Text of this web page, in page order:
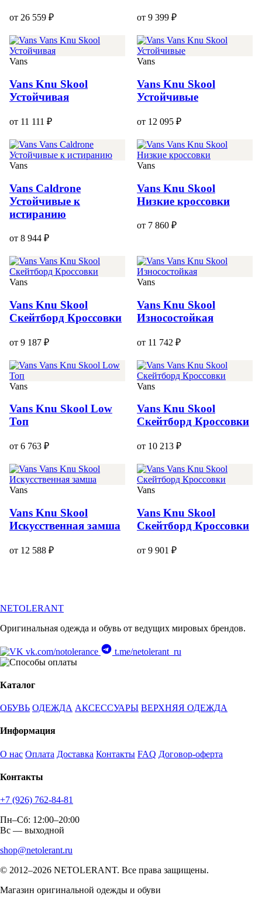
от 26 559 ₽ от 9 399 ₽
Vans
Vans Knu Skool
Устойчивая
от 11 111 ₽
Vans
Vans Knu Skool
Устойчивые
от 12 095 ₽
Vans
Vans Caldrone
Устойчивые к
истиранию
от 8 944 ₽
Vans
Vans Knu Skool
Низкие кроссовки
от 7 860 ₽
Vans
Vans Knu Skool
Скейтборд Кроссовки
от 9 187 ₽
Vans
Vans Knu Skool
Износостойкая
от 11 742 ₽
Vans
Vans Knu Skool Low
Топ
от 6 763 ₽
Vans
Vans Knu Skool
Скейтборд Кроссовки
от 10 213 ₽
Vans
Vans Knu Skool
Искусственная замша
от 12 588 ₽
Vans
Vans Knu Skool
Скейтборд Кроссовки
от 9 901 ₽
NETOLERANT
Оригинальная одежда и обувь от ведущих мировых брендов.
vk.com/notolerance t.me/netolerant_ru
Каталог
ОБУВЬ ОДЕЖДА АКСЕССУАРЫ ВЕРХНЯЯ ОДЕЖДА
Информация
О нас Оплата Доставка Контакты FAQ Договор-оферта
Контакты
+7 (926) 762-84-81
Пн–Сб: 12:00–20:00
Вс — выходной
shop@netolerant.ru
© 2012–2026 NETOLERANT. Все права защищены.
Магазин оригинальной одежды и обуви